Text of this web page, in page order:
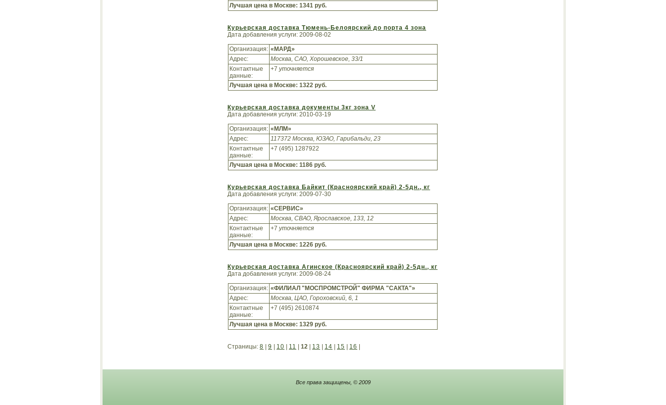
Лучшая цена в Москве: 1341 руб.
Курьерская доставка Тюмень-Белоярский до порта 4 зона
Дата добавления услуги: 2009-08-02
Организация: «МАРД»
Адрес:
Москва, САО, Хорошевское, 33/1
Контактные
данные:
+7 уточняется
Лучшая цена в Москве: 1322 руб.
Курьерская доставка документы 3кг зона V
Дата добавления услуги: 2010-03-19
Организация: «МЛМ»
Адрес:
117372 Москва, ЮЗАО, Гарибальди, 23
Контактные
данные:
+7 (495) 1287922
Лучшая цена в Москве: 1186 руб.
Курьерская доставка Байкит (Красноярский край) 2-5дн., кг
Дата добавления услуги: 2009-07-30
Организация: «СЕРВИС»
Адрес:
Москва, СВАО, Ярославское, 133, 12
Контактные
данные:
+7 уточняется
Лучшая цена в Москве: 1226 руб.
Курьерская доставка Агинское (Красноярский край) 2-5дн., кг
Дата добавления услуги: 2009-08-24
Организация: «ФИЛИАЛ "МОСПРОМСТРОЙ" ФИРМА "САКТА"»
Адрес:
Москва, ЦАО, Гороховский, 6, 1
Контактные
данные:
+7 (495) 2610874
Лучшая цена в Москве: 1329 руб.
Страницы: 8 | 9 | 10 | 11 | 12 | 13 | 14 | 15 | 16 |
Все права защищены, © 2009